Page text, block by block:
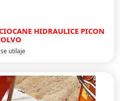
HIDRAULICE PICON
utilaje